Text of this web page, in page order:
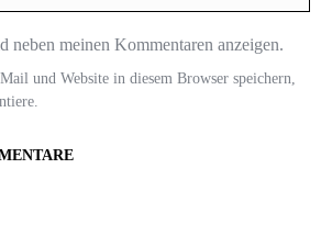
neben meinen Kommentaren anzeigen.
und Website in diesem Browser speichern,